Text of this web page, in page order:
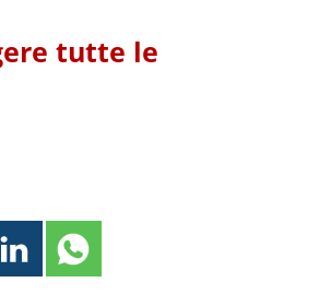
tutte le